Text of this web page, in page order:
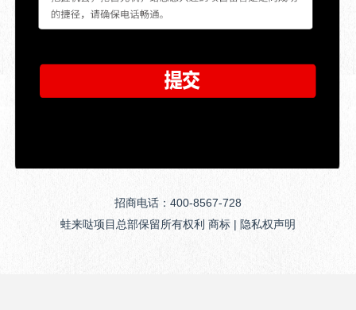
招商电话：400-8567-728
蛙来哒项目总部保留所有权利 商标 | 隐私权声明